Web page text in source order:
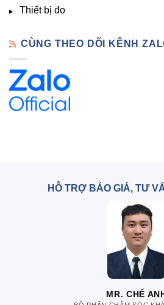
Thiết bị đo
CÙNG THEO DÕI KÊNH
HỖ TRỢ BÁO GIÁ, TƯ
MR. CHẾ